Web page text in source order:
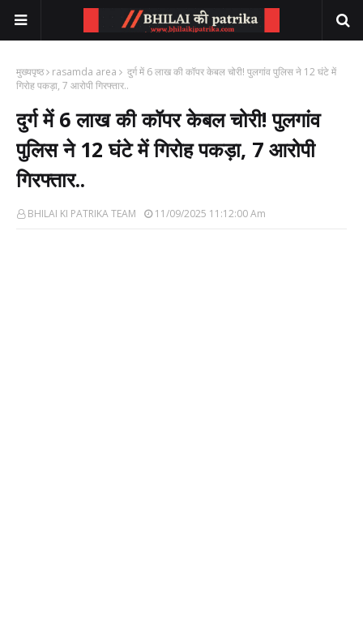
मुख्यपृष्ठ rasamda area
दुर्ग में 6 लाख की कॉपर केबल चोरी! पुलगांव पुलिस ने 12 घंटे में
गिरोह पकड़ा, 7 आरोपी गिरफ्तार..
दुर्ग में 6 लाख की कॉपर केबल चोरी! पुलगांव
पुलिस ने 12 घंटे में गिरोह पकड़ा, 7 आरोपी
गिरफ्तार..
BHILAI KI PATRIKA TEAM 11/09/2025 11:12:00 Am